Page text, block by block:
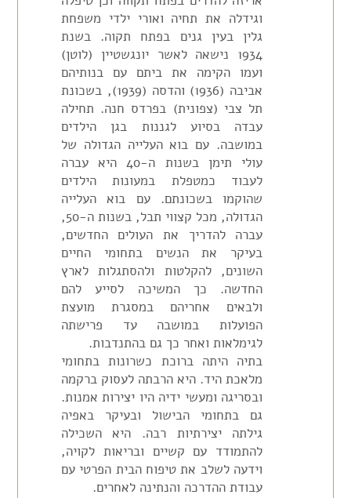
וגידלה את תחיה ואורי ילדי משפחת
גלין בעין גנים בפתח תקוה. בשנת
1934 נישאה לאשר יונגשטיין (לוטן)
ועמו הקימה את ביתם עם בנותיהם
אביבה (1936) והדסה (1939), בשכונת
תל צבי (צפונית) בפרדס חנה. תחילה
עבדה בסיוע לגננות בגן הילדים
במושבה. עם בוא העלייה הגדולה של
עולי תימן בשנות ה-40 היא עברה
לעבוד כמטפלת במעונות הילדים
שהוקמו בשכונתם. עם בוא העלייה
הגדולה, מכל קצווי תבל, בשנות ה-50,
עברה להדריך את העולים החדשים,
בעיקר את הנשים בתחומי החיים
השונים, להקלטות ולהסתגלות לארץ
החדשה. כך המשיכה לסייע להם
ולבאים אחריהם במסגרת מועצת
הפועלות במושבה עד פרישתה
לגימלאות ואחר כך גם בהתנדבות.
בתיה היתה ברוכת כשרונות בתחומי
מלאכת היד. היא הרבתה לעסוק ברקמה
ובסריגה ומעשי ידיה היו יצירות אמנות.
גם בתחומי הבישול ובעיקר באפיה
גילתה יצירתיות רבה. היא השכילה
להתמודד עם קשיים ובריאות לקויה,
וידעה לשלב את טיפוח הבית הפרטי עם
עבודת ההדרכה והנתינה לאחרים.